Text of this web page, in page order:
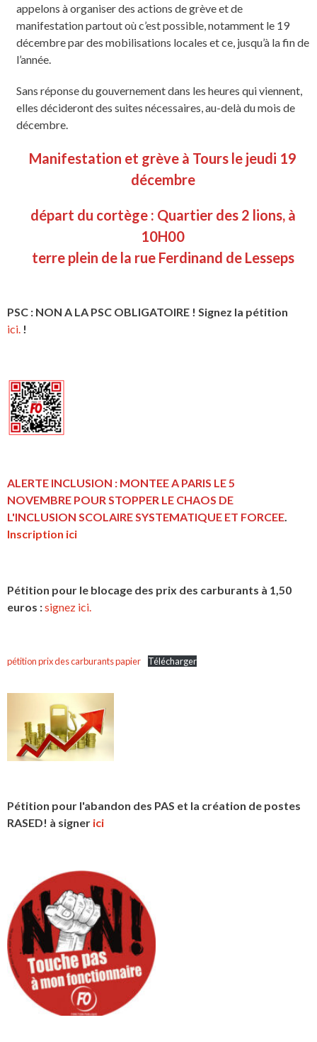
appelons à organiser des actions de grève et de
manifestation partout où c’est possible, notamment le 19
décembre par des mobilisations locales et ce, jusqu’à la fin de
l’année.
Sans réponse du gouvernement dans les heures qui viennent,
elles décideront des suites nécessaires, au-delà du mois de
décembre.
Manifestation et grève à Tours le jeudi 19
décembre
départ du cortège : Quartier des 2 lions, à
10H00
terre plein de la rue Ferdinand de Lesseps
PSC : NON A LA PSC OBLIGATOIRE ! Signez la pétition
ici. !
ALERTE INCLUSION : MONTEE A PARIS LE 5
NOVEMBRE POUR STOPPER LE CHAOS DE
L'INCLUSION SCOLAIRE SYSTEMATIQUE ET FORCEE
Inscription ici
Pétition pour le blocage des prix des carburants à 1,50
euros :signez ici.
pétition prix des carburants papier Télécharger
Pétition pour l'abandon des PAS et la création de postes
RASED! à signer ici